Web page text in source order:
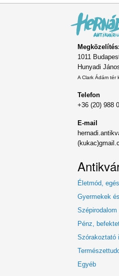
Megközelítés:
1011
Hunyadi
A Clark Ádám tér
Telefon
+36 (20) 988
E-mail
Életmód,
Gyermekek
Szépirodalom
Pénz,
Szórakoztató
Egyéb